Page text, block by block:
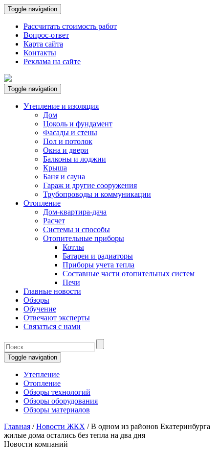
Toggle navigation
Рассчитать стоимость работ
Вопрос-ответ
Карта сайта
Контакты
Реклама на сайте
Toggle navigation
Утепление и изоляция
Дом
Цоколь и фундамент
Фасады и стены
Пол и потолок
Окна и двери
Балконы и лоджии
Крыша
Баня и сауна
Гараж и другие сооружения
Трубопроводы и коммуникации
Отопление
Дом-квартира-дача
Расчет
Системы и способы
Отопительные приборы
Котлы
Батареи и радиаторы
Приборы учета тепла
Составные части отопительных систем
Печи
Главные новости
Обзоры
Обучение
Отвечают эксперты
Связаться с нами
Toggle navigation
Утепление
Отопление
Обзоры технологий
Обзоры оборудования
Обзоры материалов
Главная /Новости ЖКХ /В одном из районов Екатеринбурга
жилые дома остались без тепла на два дня
Новости компаний